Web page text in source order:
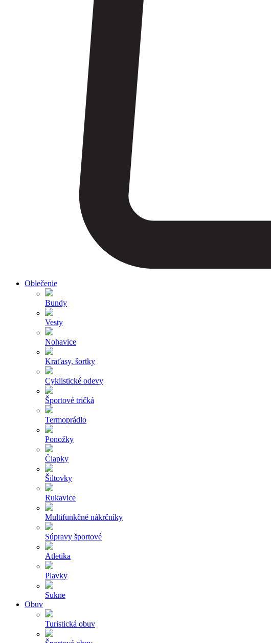
Oblečenie
Bundy
Vesty
Nohavice
Kraťasy, šortky
Cyklistické odevy
Športové tričká
Termoprádlo
Ponožky
Čiapky
Šiltovky
Rukavice
Multifunkčné nákrčníky
Súpravy športové
Atletika
Plavky
Sukne
Obuv
Turistická obuv